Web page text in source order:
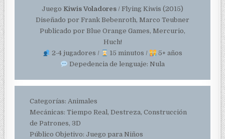
Juego Kiwis Voladores / Flying Kiwis (2015)
Diseñado por Frank Bebenroth, Marco Teubner
Publicado por Blue Orange Games, Mercurio,
Huch!
2-4 jugadores /
15 minutos /
5+ años
Depedencia de lenguaje: Nula
Categorías: Animales
Mecánicas: Tiempo Real, Destreza, Construcción
de Patrones, 3D
Público Objetivo: Juego para Niños